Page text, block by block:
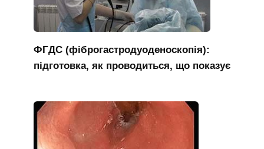
ФГДС (фіброгастродуоденоскопія):
підготовка, як проводиться, що показує